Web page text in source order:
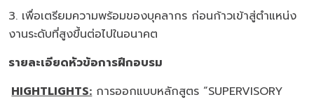
3. เพื่อเตรียมความพร้อมของบุคลากร ก่อนก้าวเข้าสู่ตำแหน่ง
งานระดับที่สูงขึ้นต่อไปในอนาคต
รายละเอียดหัวข้อการฝึกอบรม
HIGHTLIGHTS:การออกแบบหลักสูตร “SUPERVISORY